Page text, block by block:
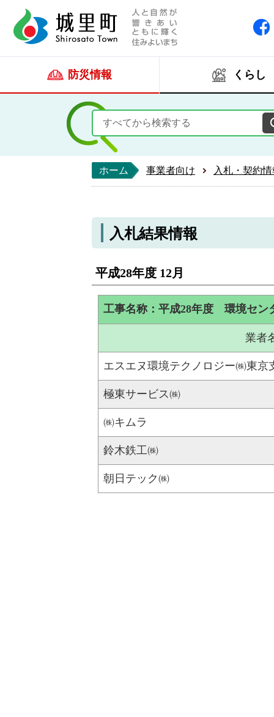
防災情報 くらし
ホーム 事業者向け 入札・契約
入札結果情報
平成28年度 12月
工事名称：平成28年度 環境セ
業者
エスエヌ環境テクノロジー㈱東京
極東サービス㈱
㈱キムラ
鈴木鉄工㈱
朝日テック㈱